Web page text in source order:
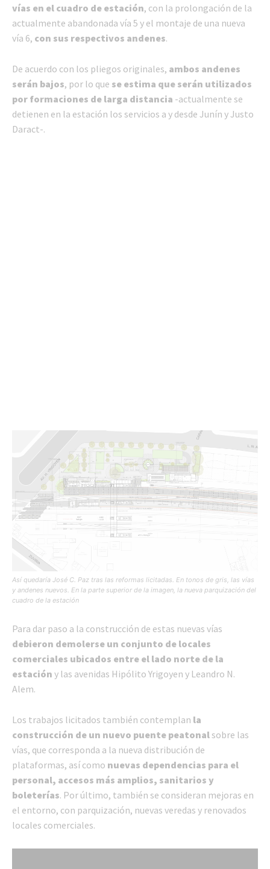
vías en el cuadro de estación, con la prolongación de la
actualmente abandonada vía 5 y el montaje de una nueva
vía 6, con sus respectivos andenes.
De acuerdo con los pliegos originales, ambos andenes
serán bajos, por lo que se estima que serán utilizados
por formaciones de larga distancia -actualmente se
detienen en la estación los servicios a y desde Junín y Justo
Daract-.
Así quedaría José C. Paz tras las reformas licitadas. En tonos de gris, las vías
y andenes nuevos. En la parte superior de la imagen, la nueva parquización del
cuadro de la estación
Para dar paso a la construcción de estas nuevas vías
debieron demolerse un conjunto de locales
comerciales ubicados entre el lado norte de la
estación y las avenidas Hipólito Yrigoyen y Leandro N.
Alem.
Los trabajos licitados también contemplan la
construcción de un nuevo puente peatonalsobre las
vías, que corresponda a la nueva distribución de
plataformas, así como nuevas dependencias para el
personal, accesos más amplios, sanitarios y
boleterías. Por último, también se consideran mejoras en
el entorno, con parquización, nuevas veredas y renovados
locales comerciales.